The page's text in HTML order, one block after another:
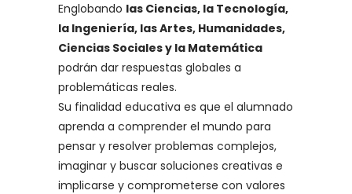
Englobando las Ciencias, la Tecnología,
la Ingeniería, las Artes, Humanidades,
Ciencias Sociales y la Matemática
podrán dar respuestas globales a
problemáticas reales.
Su finalidad educativa es que el alumnado
aprenda a comprender el mundo para
pensar y resolver problemas complejos,
imaginar y buscar soluciones creativas e
implicarse y comprometerse con valores